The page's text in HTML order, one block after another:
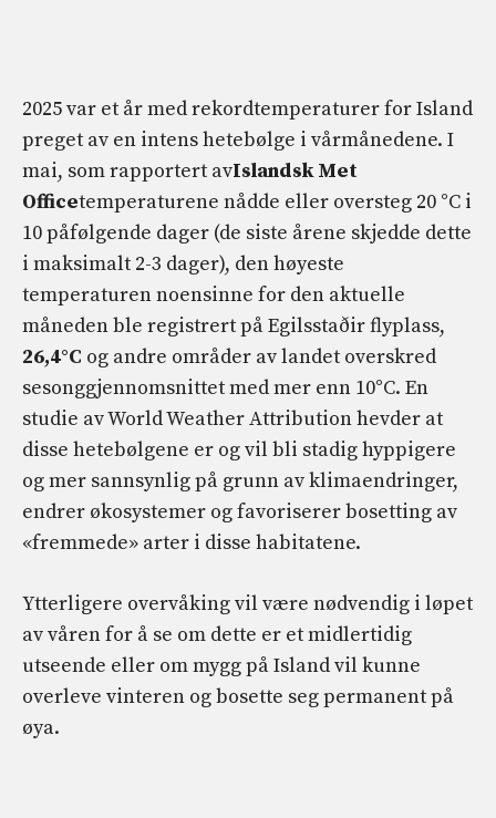
2025 var et år med rekordtemperaturer for Island
preget av en intens hetebølge i vårmånedene. I
mai, som rapportert avIslandsk Met
Officetemperaturene nådde eller oversteg 20 °C i
10 påfølgende dager (de siste årene skjedde dette
i maksimalt 2-3 dager), den høyeste
temperaturen noensinne for den aktuelle
måneden ble registrert på Egilsstaðir flyplass,
26,4°C og andre områder av landet overskred
sesonggjennomsnittet med mer enn 10°C. En
studie av World Weather Attribution hevder at
disse hetebølgene er og vil bli stadig hyppigere
og mer sannsynlig på grunn av klimaendringer,
endrer økosystemer og favoriserer bosetting av
«fremmede» arter i disse habitatene.
Ytterligere overvåking vil være nødvendig i løpet
av våren for å se om dette er et midlertidig
utseende eller om mygg på Island vil kunne
overleve vinteren og bosette seg permanent på
øya.